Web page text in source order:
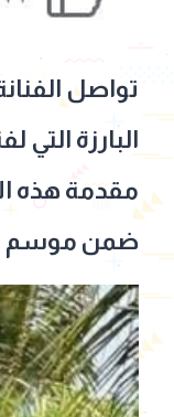
تواصل
البارزة التي
مقدمة هذه
ضمن موسم رمضان 2026